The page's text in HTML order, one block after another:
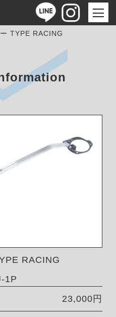
TYPE RACING
RACING
1P
23,000円